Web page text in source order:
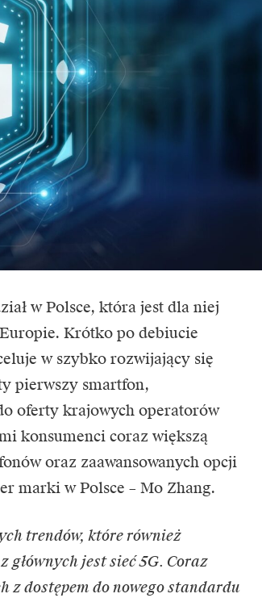
w Polsce, która jest dla niej
Krótko po debiucie
w szybko rozwijający się
pierwszy smartfon,
oferty krajowych operatorów
konsumenci coraz większą
oraz zaawansowanych opcji
marki w Polsce – Mo Zhang.
trendów, które również
jest sieć 5G. Coraz
z dostępem do nowego standardu